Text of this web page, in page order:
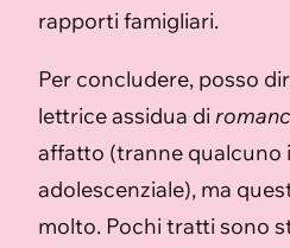
rapporti famigliari.
Per concludere, posso
lettrice assidua di
affatto (tranne qualcuno
adolescenziale), ma
molto. Pochi tratti sono